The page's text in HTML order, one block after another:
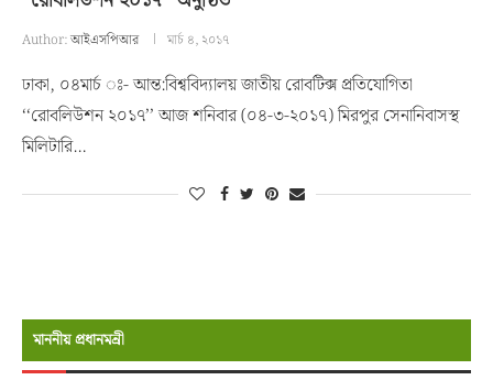
Author:আইএসপিআর মার্চ ৪, ২০১৭
ঢাকা, ০৪মার্চ ঃ- আন্ত:বিশ্ববিদ্যালয় জাতীয় রোবটিক্স প্রতিযোগিতা
‘‘রোবলিউশন ২০১৭’’ আজ শনিবার (০৪-৩-২০১৭) মিরপুর সেনানিবাসস্থ
মিলিটারি…
মাননীয় প্রধানমন্রী